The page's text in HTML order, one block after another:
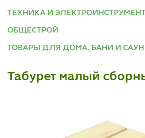
ТЕХНИКА И
ОБЩЕСТРОЙ
ТОВАРЫ ДЛЯ ДОМА, БАНИ И САУН
Табурет малый